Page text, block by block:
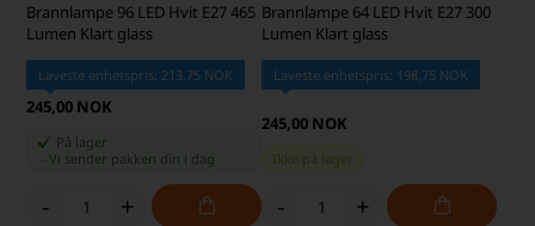
Brannlampe 96 LED Hvit E27 465
Lumen Klart glass
Laveste enhetspris: 213,75 NOK
245,00 NOK
På lager
-Vi sender pakken din i dag
- +
Brannlampe 64 LED Hvit E27 300
Lumen Klart glass
Laveste enhetspris: 198,75 NOK
245,00 NOK
Ikke på lager
- +